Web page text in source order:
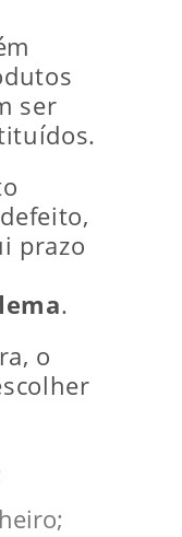
ser
prazo
.
o